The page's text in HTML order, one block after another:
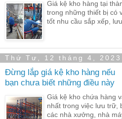
Giá kệ kho hàng tại
trong những thiết bị có
tốt nhu cầu sắp xếp,
Thứ Tư, 12 tháng 4, 2023
Đừng lắp giá kệ kho hàng nếu
bạn chưa biết những điều này
Giá kệ kho chứa hàng
nhất trong việc lưu trữ,
các nhà xưởng, nhà